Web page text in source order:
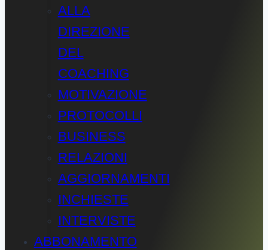
ALLA
DIREZIONE
DEL
COACHING
MOTIVAZIONE
PROTOCOLLI
BUSINESS
RELAZIONI
AGGIORNAMENTI
INCHIESTE
INTERVISTE
ABBONAMENTO